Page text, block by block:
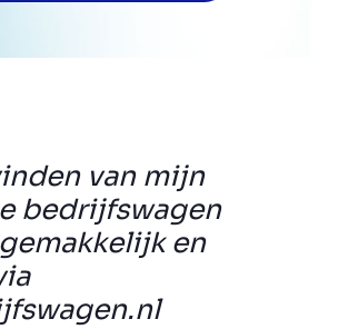
van mijn
bedrijfswagen
en